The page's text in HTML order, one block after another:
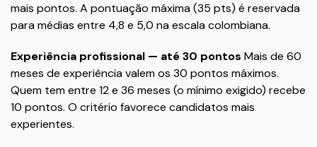
mais pontos. A pontuação máxima (35 pts) é reservada
para médias entre 4,8 e 5,0 na escala colombiana.
Experiência profissional — até 30 pontos Mais de 60
meses de experiência valem os 30 pontos máximos.
Quem tem entre 12 e 36 meses (o mínimo exigido) recebe
10 pontos. O critério favorece candidatos mais
experientes.